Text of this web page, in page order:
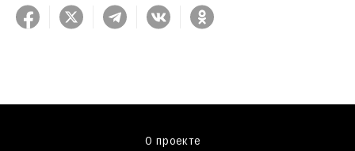
О проекте